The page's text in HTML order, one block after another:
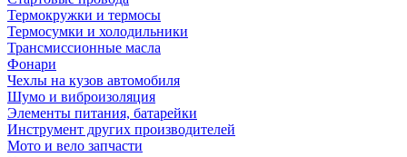
Термокружки и термосы
Термосумки и холодильники
Трансмиссионные масла
Фонари
Чехлы на кузов автомобиля
Шумо и виброизоляция
Элементы питания, батарейки
Инструмент других производителей
Мото и вело запчасти